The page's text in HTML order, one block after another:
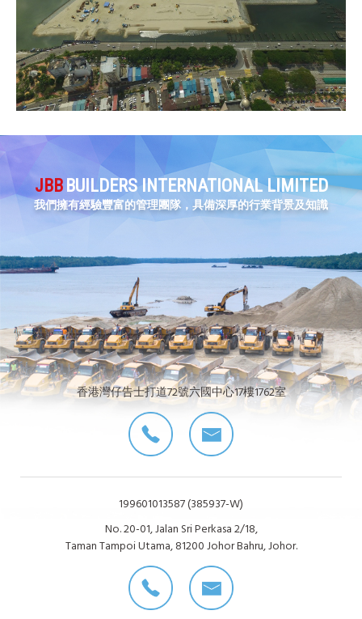
JBB BUILDERS INTERNATIONAL LIMITED
我們擁有經驗豐富的管理團隊，具備深厚的行業背景及知識
香港灣仔告士打道72號六國中心17樓1762室
199601013587 (385937-W)
No. 20-01, Jalan Sri Perkasa 2/18,
Taman Tampoi Utama, 81200 Johor Bahru, Johor.